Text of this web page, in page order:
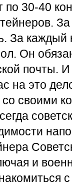
по 30-40
За каждый
Он
почты.
на это
своими
и